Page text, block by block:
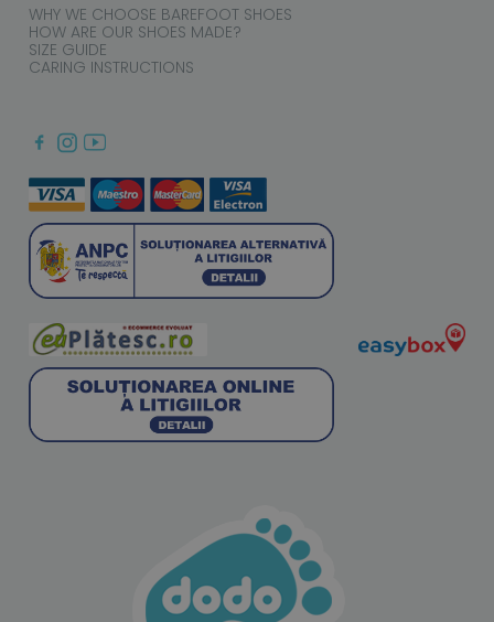
WHY WE CHOOSE BAREFOOT SHOES
HOW ARE OUR SHOES MADE?
SIZE GUIDE
CARING INSTRUCTIONS